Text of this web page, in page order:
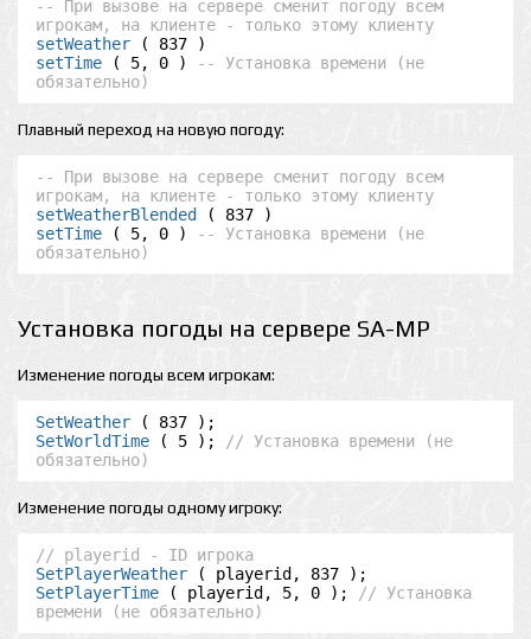
-- При вызове на сервере сменит погоду всем
игрокам, на клиенте - только этому клиенту
setWeather
setTime ( 5, 0 )
-- Установка времени (не
обязательно)
Плавный переход на новую погоду:
-- При вызове на сервере сменит погоду всем
игрокам, на клиенте - только этому клиенту
setWeatherBlended
setTime ( 5, 0 )
-- Установка времени (не
обязательно)
Установка погоды на сервере SA-MP
Изменение погоды всем игрокам:
SetWeather
SetWorldTime ( 5 );
// Установка времени (не
обязательно)
Изменение погоды одному игроку:
// playerid - ID игрока
SetPlayerWeather
SetPlayerTime ( playerid, 5, 0 );
// Установка
времени (не обязательно)